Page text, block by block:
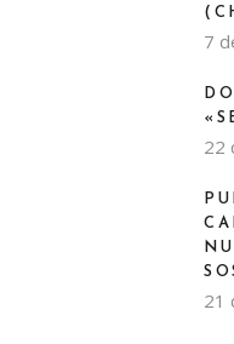
7
22
21